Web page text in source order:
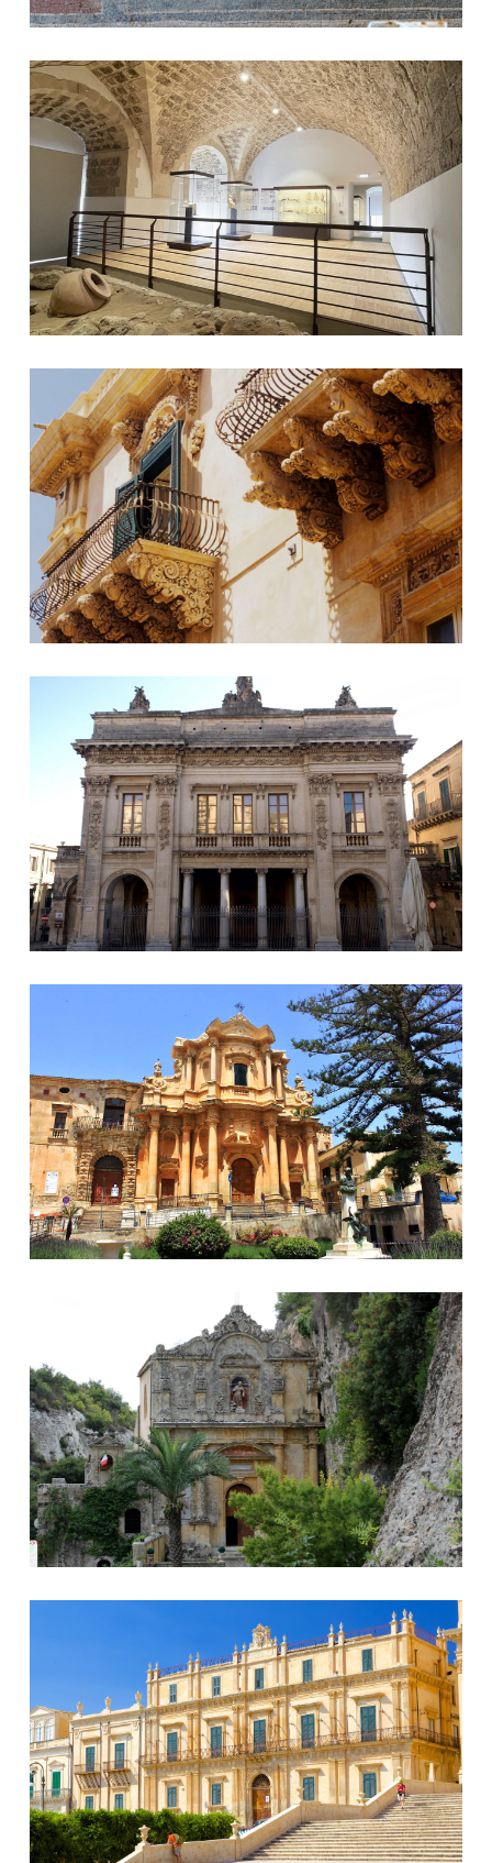
Museo Mucian
Palazzo Nicolaci
Teatro Tina Di Loreno
San Domenico